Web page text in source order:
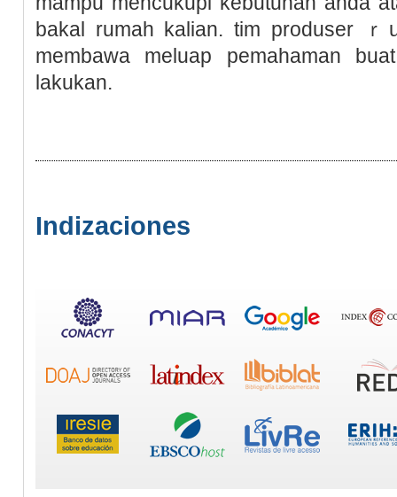
bakal rumah kalian. tim produser ｒ
membawa meluap pemahaman
lakukan.
Indizaciones